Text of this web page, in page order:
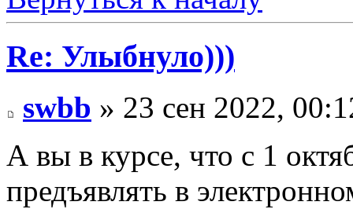
Re: Улыбнуло)))
swbb » 23 сен 2022,
А вы в курсе, что с 1
предъявлять в